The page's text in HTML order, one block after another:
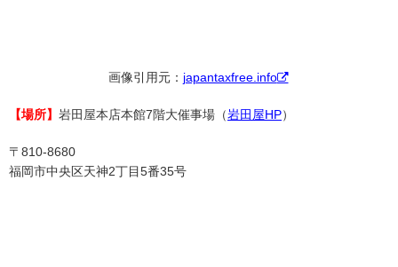
画像引用元： japantaxfree.info
【場所】 岩田屋本店本館7階大催事場（岩田屋HP）
〒810-8680
福岡市中央区天神2丁目5番35号